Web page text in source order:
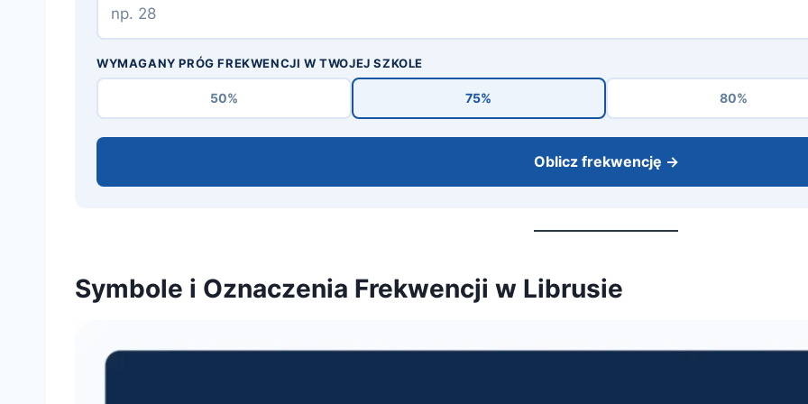
WYMAGANY PRÓG FREKWENCJI W TWOJEJ SZKOLE
50% 75% 80%
Oblicz frekwencję →
Symbole i Oznaczenia Frekwencji w Librusie